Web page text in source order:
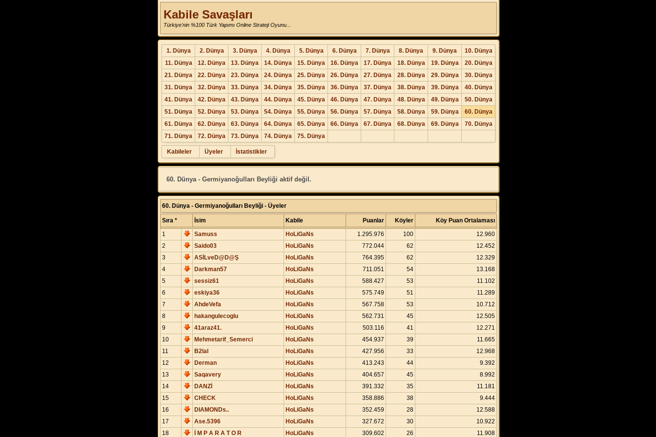
Kabile Savaşları
Türkiye'nin %100 Türk Yapımı Online Strateji Oyunu...
1. Dünya 2. Dünya 3. Dünya 4. Dünya 5. Dünya 6. Dünya 7. Dünya 8. Dünya 9. Dünya
10. Dünya
11. Dünya
12. Dünya 13. Dünya 14. Dünya 15. Dünya 16. Dünya 17. Dünya 18. Dünya 19. Dünya
20. Dünya
21. Dünya
22. Dünya 23. Dünya 24. Dünya 25. Dünya 26. Dünya 27. Dünya 28. Dünya 29. Dünya
30. Dünya
31. Dünya
32. Dünya 33. Dünya 34. Dünya 35. Dünya 36. Dünya 37. Dünya 38. Dünya 39. Dünya
40. Dünya
41. Dünya
42. Dünya 43. Dünya 44. Dünya 45. Dünya 46. Dünya 47. Dünya 48. Dünya 49. Dünya
50. Dünya
51. Dünya
52. Dünya 53. Dünya 54. Dünya 55. Dünya 56. Dünya 57. Dünya 58. Dünya 59. Dünya
60. Dünya
61. Dünya
62. Dünya 63. Dünya 64. Dünya 65. Dünya 66. Dünya 67. Dünya 68. Dünya 69. Dünya
70. Dünya
71. Dünya
72. Dünya 73. Dünya 74. Dünya 75. Dünya
Kabileler Üyeler İstatistikler
60. Dünya - Germiyanoğulları Beyliği aktif değil.
60. Dünya - Germiyanoğulları Beyliği - Üyeler
Sıra * İsim Kabile Puanlar Köyler
Köy Puan Ortalaması
1
Samuss HoLiGaNs 1.295.976 100
12.960
2
Saido03 HoLiGaNs 772.044 62
12.452
3
ASİLveD@D@Ş HoLiGaNs 764.395 62
12.329
4
Darkman57 HoLiGaNs 711.051 54
13.168
5
sessiz61 HoLiGaNs 588.427 53
11.102
6
eskiya36 HoLiGaNs 575.749 51
11.289
7
AhdeVefa HoLiGaNs 567.758 53
10.712
8
hakangulecoglu HoLiGaNs 562.731 45
12.505
9
41araz41. HoLiGaNs 503.116 41
12.271
10
Mehmetarif_Semerci HoLiGaNs 454.937 39
11.665
11
B2lal HoLiGaNs 427.956 33
12.968
12
Derman HoLiGaNs 413.243 44
9.392
13
Saqavery HoLiGaNs 404.657 45
8.992
14
DANZİ HoLiGaNs 391.332 35
11.181
15
CHECK HoLiGaNs 358.886 38
9.444
16
DIAMONDs.. HoLiGaNs 352.459 28
12.588
17
Ase.5396 HoLiGaNs 327.672 30
10.922
18
İ M P A R A T O R HoLiGaNs 309.602 26 11.908